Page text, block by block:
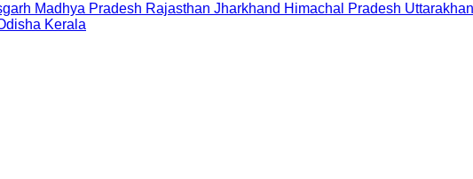
Madhya Pradesh Rajasthan Jharkhand Himachal Pradesh
Kerala